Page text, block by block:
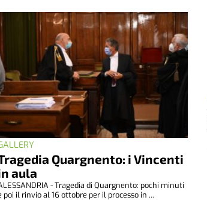
Quargnento: i Vincenti
aula
- Tragedia di Quargnento: pochi minuti
poi il rinvio al 16 ottobre per il processo in ...